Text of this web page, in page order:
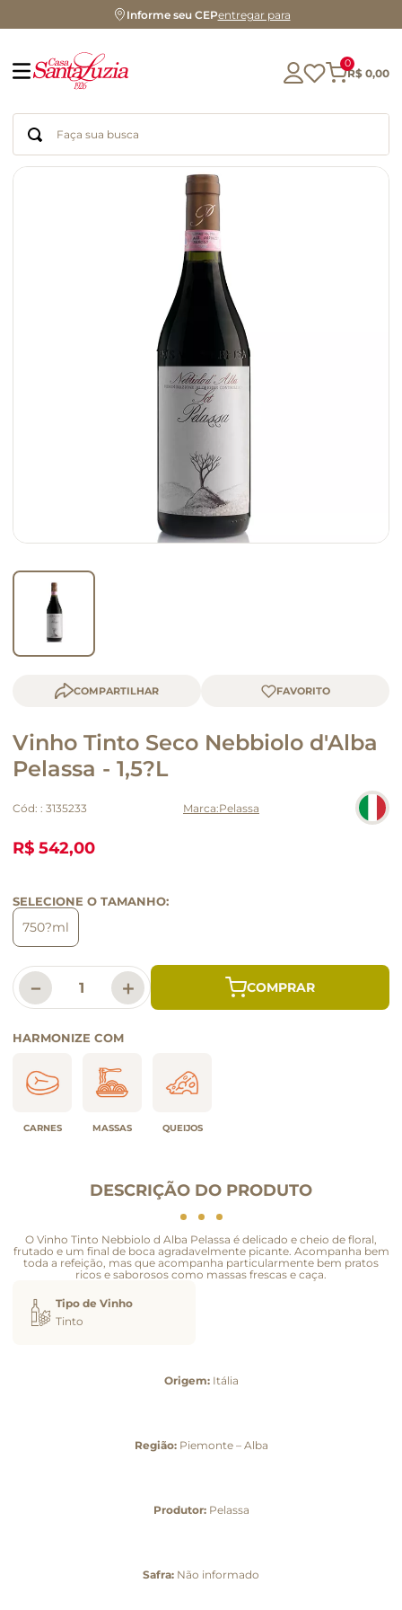
Informe seu CEPentregar para
0
R$ 0,00
Faça sua busca
COMPARTILHAR
Vinho Tinto Seco Nebbiolo d'Alba
Pelassa - 1,5?L
Cód: : 3135233 Pelassa
R$ 542,00
SELECIONE O TAMANHO:
750?ml
＋
－
HARMONIZE COM
CARNES MASSAS QUEIJOS
DESCRIÇÃO DO PRODUTO
O Vinho Tinto Nebbiolo d Alba Pelassa é delicado e cheio de floral,
frutado e um final de boca agradavelmente picante. Acompanha bem
toda a refeição, mas que acompanha particularmente bem pratos
ricos e saborosos como massas frescas e caça.
Tipo de Vinho
Tinto
Origem:Itália
Região:Piemonte – Alba
Produtor:Pelassa
Safra: Não informado